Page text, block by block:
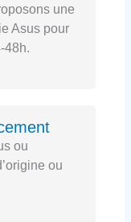
une
Asus pour
48h.
ou
ou